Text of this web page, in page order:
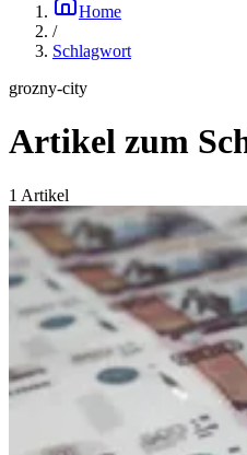
Home
/
Schlagwort
grozny-city
Artikel zum
1 Artikel